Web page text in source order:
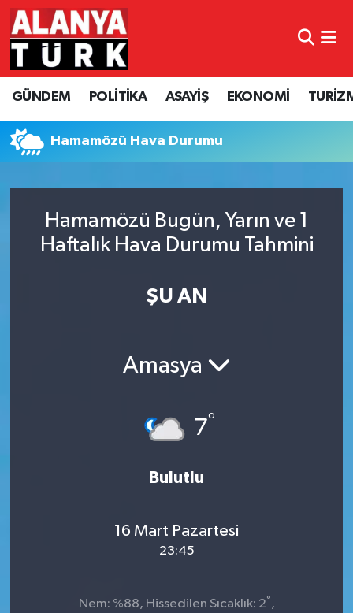
GÜNDEM POLİTİKA ASAYİŞ EKONOMİ
Hamamözü Hava Durumu
Hamamözü Bugün, Yarın ve 1
Haftalık Hava Durumu Tahmini
ŞU AN
Amasya
7°
Bulutlu
16 Mart Pazartesi
23:45
Nem: %88, Hissedilen Sıcaklık: 2° ,
GÜNDEM
POLİTİKA
ASAYİŞ
TURİZM
Nöbetçi Eczaneler
Hava Durumu
Namaz Vakitleri
Süper Lig Puan Durumu ve Fikstür
Son Dakika Haberleri